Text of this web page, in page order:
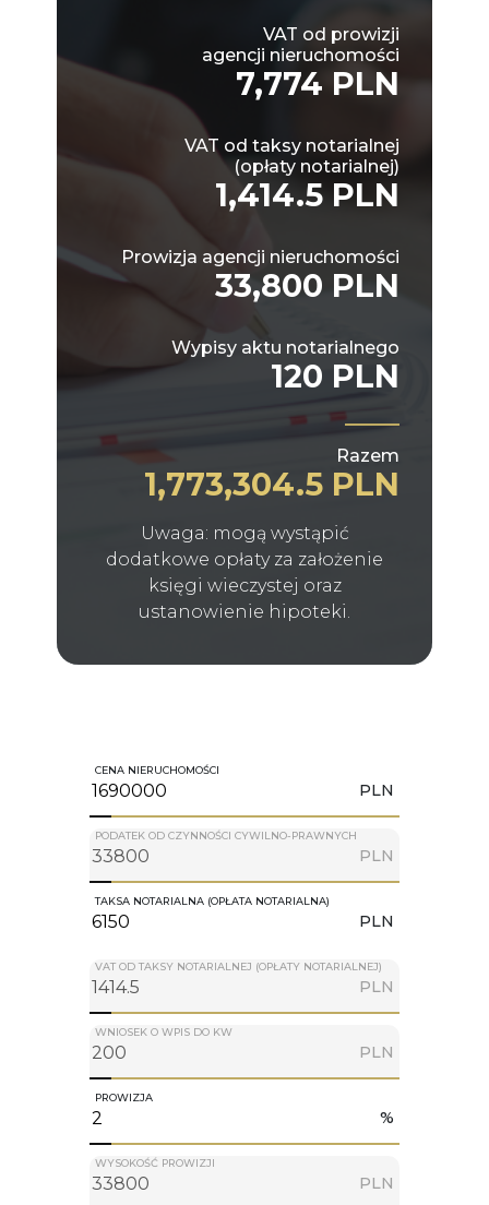
VAT od prowizji
agencji nieruchomości
7,774 PLN
VAT od taksy notarialnej
(opłaty notarialnej)
1,414.5 PLN
Prowizja agencji nieruchomości
33,800 PLN
Wypisy aktu notarialnego
120 PLN
Razem
1,773,304.5 PLN
Uwaga: mogą wystąpić
dodatkowe opłaty za założenie
księgi wieczystej oraz
ustanowienie hipoteki.
CENA NIERUCHOMOŚCI
PLN
PODATEK OD CZYNNOŚCI CYWILNO-PRAWNYCH
PLN
TAKSA NOTARIALNA (OPŁATA NOTARIALNA)
PLN
VAT OD TAKSY NOTARIALNEJ (OPŁATY NOTARIALNEJ)
PLN
WNIOSEK O WPIS DO KW
PLN
PROWIZJA
%
WYSOKOŚĆ PROWIZJI
PLN